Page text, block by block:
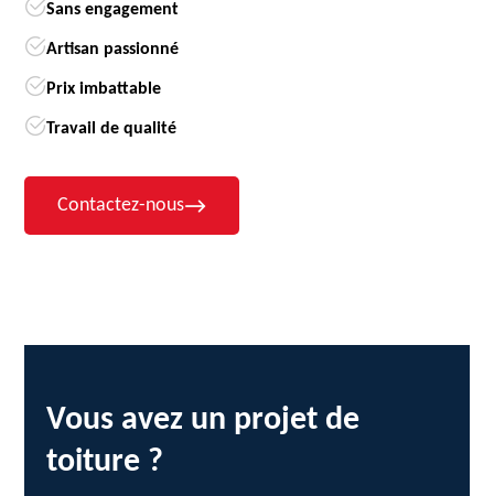
Sans engagement
Artisan passionné
Prix imbattable
Travail de qualité
Contactez-nous
Vous avez un projet de
toiture ?